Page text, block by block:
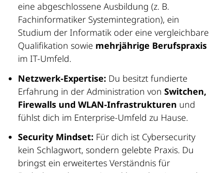
eine abgeschlossene Ausbildung (z. B.
Fachinformatiker Systemintegration), ein
Studium der Informatik oder eine vergleichbare
Qualifikation sowie mehrjährige Berufspraxis
im IT-Umfeld.
Netzwerk-Expertise: Du besitzt fundierte
Erfahrung in der Administration von Switchen,
Firewalls und WLAN-Infrastrukturen und
fühlst dich im Enterprise-Umfeld zu Hause.
Security Mindset: Für dich ist Cybersecurity
kein Schlagwort, sondern gelebte Praxis. Du
bringst ein erweitertes Verständnis für